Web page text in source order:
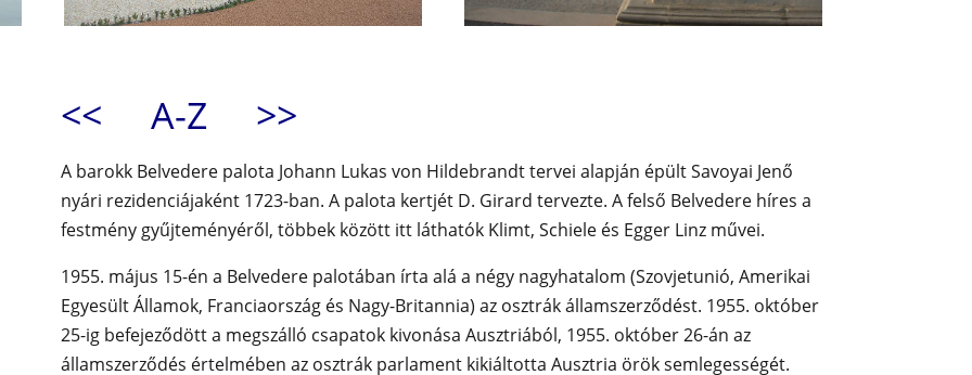
<< A-Z >>
A barokk Belvedere palota Johann Lukas von Hildebrandt tervei alapján épült Savoyai Jenő
nyári rezidenciájaként 1723-ban. A palota kertjét D. Girard tervezte. A felső Belvedere híres a
festmény gyűjteményéről, többek között itt láthatók Klimt, Schiele és Egger Linz művei.
1955. május 15-én a Belvedere palotában írta alá a négy nagyhatalom (Szovjetunió, Amerikai
Egyesült Államok, Franciaország és Nagy-Britannia) az osztrák államszerződést. 1955. október
25-ig befejeződött a megszálló csapatok kivonása Ausztriából, 1955. október 26-án az
államszerződés értelmében az osztrák parlament kikiáltotta Ausztria örök semlegességét.